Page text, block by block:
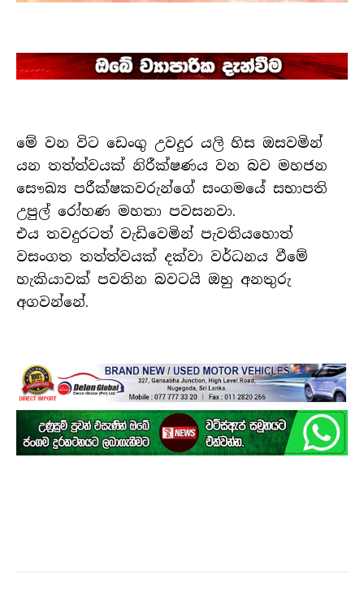
මේ වන විට ඩෙංගු උවදුර යලි හිස ඔසවමින්
යන තත්ත්වයක් නිරීක්ෂණය වන බව මහජන
සෞඛ්‍ය පරීක්ෂකවරුන්ගේ සංගමයේ සභාපති
උපුල් රෝහණ මහතා පවසනවා.
එය තවදුරටත් වැඩිවෙමින් පැවතියහොත්
වසංගත තත්ත්වයක් දක්වා වර්ධනය වීමේ
හැකියාවක් පවතින බවටයි ඔහු අනතුරු
අගවන්නේ.